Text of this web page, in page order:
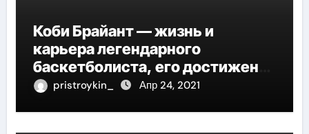
Коби Брайант — жизнь и
карьера легендарного
баскетболиста, его достижения
и наследие
pristroykin_ Апр 24, 2021